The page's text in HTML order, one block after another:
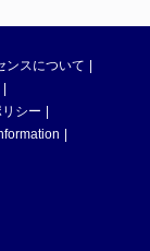
ンスについて
シー